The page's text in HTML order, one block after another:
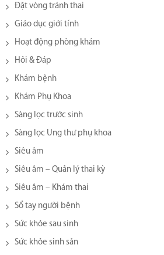
Đặt vòng tránh thai
Giáo dục giới tính
Hoạt động phòng khám
Hỏi & Đáp
Khám bệnh
Khám Phụ Khoa
Sàng lọc trước sinh
Sàng lọc Ung thư phụ khoa
Siêu âm
Siêu âm – Quản lý thai kỳ
Siêu âm – Khám thai
Sổ tay người bệnh
Sức khỏe sau sinh
Sức khỏe sinh sản